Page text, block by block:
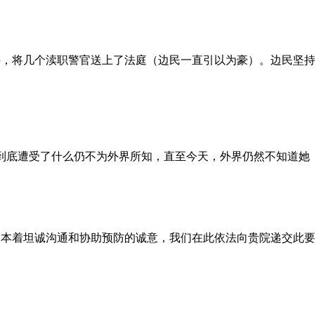
将几个渎职警官送上了法庭（边民一直引以为豪）。边民坚持
遭受了什么仍不为外界所知，直至今天，外界仍然不知道她
着坦诚沟通和协助预防的诚意，我们在此依法向贵院递交此要